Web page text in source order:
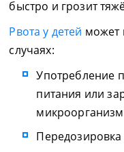
быстро и грозит
Рвота у детей может
случаях:
Употребление
питания или